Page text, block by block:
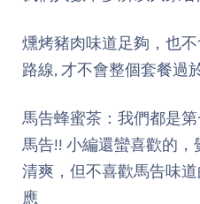
燻烤豬肉味道足夠，也
路線, 才不會整個套餐過
馬告蜂蜜茶：我們都是
馬告!! 小編還蠻喜歡的
清爽，但不喜歡馬告味
應